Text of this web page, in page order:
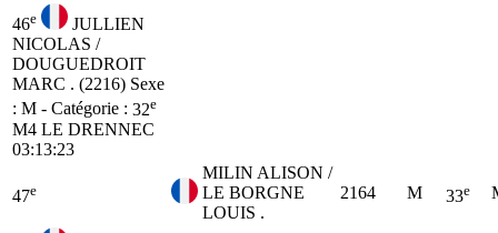
46e
JULLIEN
NICOLAS /
DOUGUEDROIT
MARC . (2216) Sexe
: M - Catégorie : 32e
M4 LE DRENNEC
03:13:23
47e
MILIN ALISON /
LE BORGNE
LOUIS .
2164 M 33e